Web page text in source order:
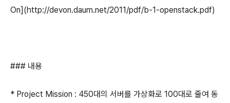
On](http://devon.daum.net/2011/pdf/b-1-openstack.pdf)
### 내용
* Project Mission : 450대의 서버를 가상화로 100대로 줄여 동